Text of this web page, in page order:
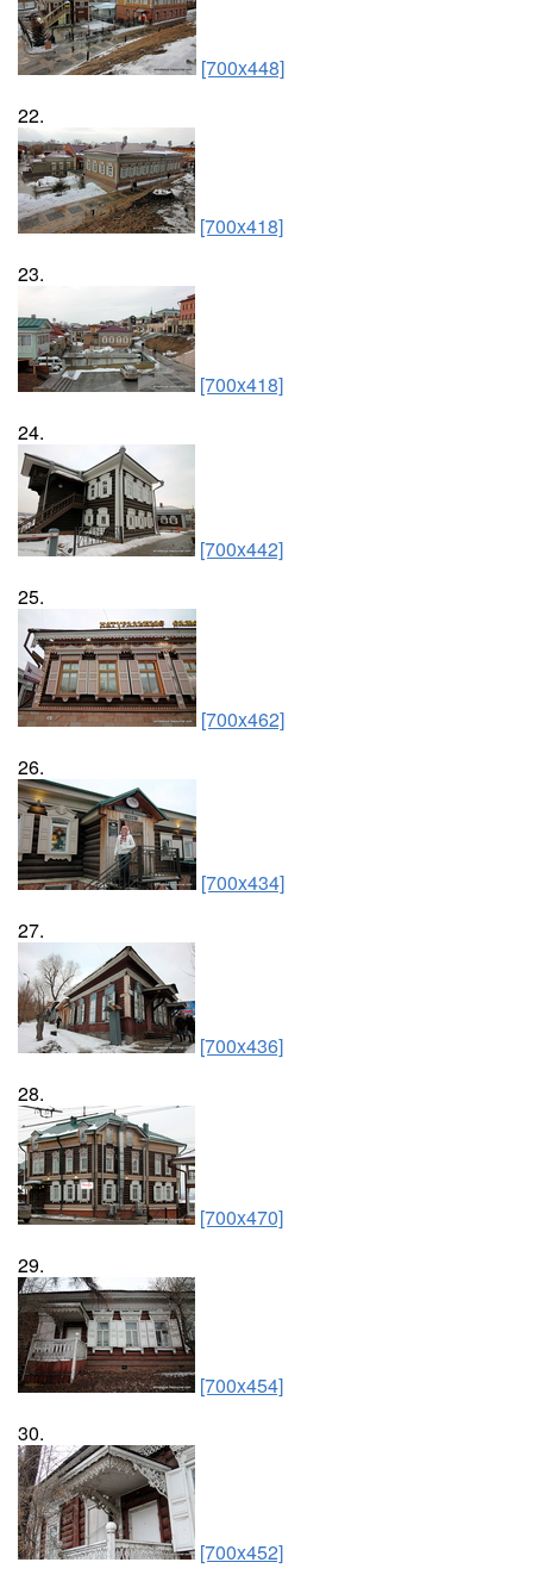
[700x448]
22.
[700x418]
23.
[700x418]
24.
[700x442]
25.
[700x462]
26.
[700x434]
27.
[700x436]
28.
[700x470]
29.
[700x454]
30.
[700x452]